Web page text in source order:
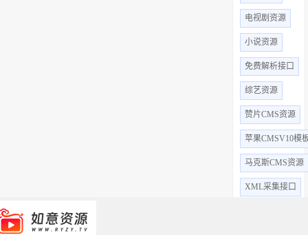
电视剧资源
小说资源
免费解析接口
综艺资源
赞片CMS资源
苹果CMSV10模
马克斯CMS资源
XML采集接口